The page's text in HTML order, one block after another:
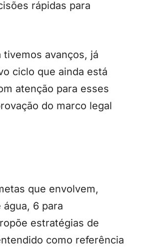
rápidas para
tivemos avanços, já
ciclo que ainda está
atenção para esses
do marco legal
que envolvem,
6 para
estratégias de
como referência